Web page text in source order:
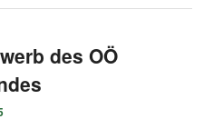
des OÖ